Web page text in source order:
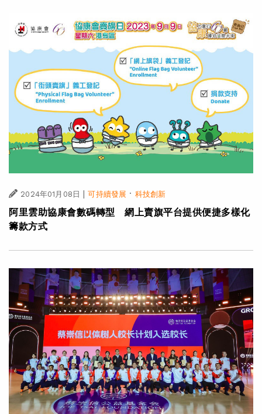
2024年01月08日 | 可持續發展 · 科技創新
阿里雲助協康會數碼轉型 網上賣旗平台提供便捷多樣化
籌款方式